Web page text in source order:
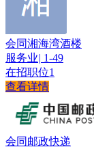
会同湘海湾酒楼
服务业| 1-49
在招职位1
查看详情
会同邮政快递